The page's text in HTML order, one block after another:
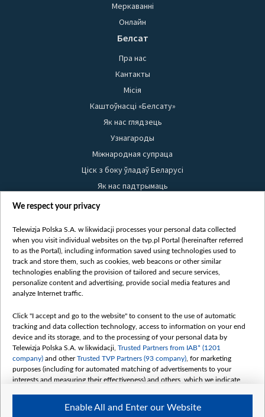
Меркаванні
Онлайн
Белсат
Пра нас
Кантакты
Місія
Каштоўнасці «Белсату»
Як нас глядзець
Узнагароды
Міжнародная супраца
Ціск з боку ўладаў Беларусі
Як нас падтрымаць
Правілы выкарыстання матэрыялаў
Бяспека
Youtube
Белсат news
Белсат Shorts
Жэстачайшы мульт
Belsat English
Biełsat PL
Белсат Now
Белсат History
Белсат Music
Белсат Doc
We respect your privacy
Telewizja Polska S.A. w likwidacji processes your personal data collected
when you visit individual websites on the tvp.pl Portal (hereinafter referred
to as the Portal), including information saved using technologies used to
track and store them, such as cookies, web beacons or other similar
technologies enabling the provision of tailored and secure services,
personalize content and advertising, provide social media features and
analyze Internet traffic.
Click "I accept and go to the website" to consent to the use of automatic
tracking and data collection technology, access to information on your end
device and its storage, and to the processing of your personal data by
Telewizja Polska S.A. w likwidacji, Trusted Partners from IAB* (1201
company) and otherTrusted TVP Partners (93 company) , for marketing
purposes (including for automated matching of advertisements to your
interests and measuring their effectiveness) and others, which we indicate
The purposes of processing your data by TVP S.A. w likwidacji are as
Enable All and Enter our Website